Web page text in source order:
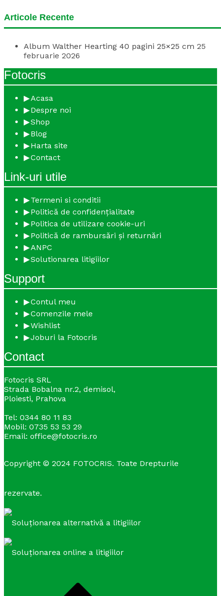
Articole Recente
Album Walther Hearting 40 pagini 25×25 cm 25
februarie 2026
Fotocris
Acasa
Despre noi
Shop
Blog
Harta site
Contact
Link-uri utile
Termeni si conditii
Politică de confidențialitate
Politica de utilizare cookie-uri
Politică de rambursări și returnări
ANPC
Solutionarea litigiilor
Support
Contul meu
Comenzile mele
Wishlist
Joburi la Fotocris
Contact
Fotocris SRL
Strada Bobalna nr.2, demisol,
Ploiesti, Prahova
Tel: 0344 80 11 83
Mobil: 0735 53 53 29
Email: office@fotocris.ro
Copyright © 2024 FOTOCRIS. Toate Drepturile
rezervate.